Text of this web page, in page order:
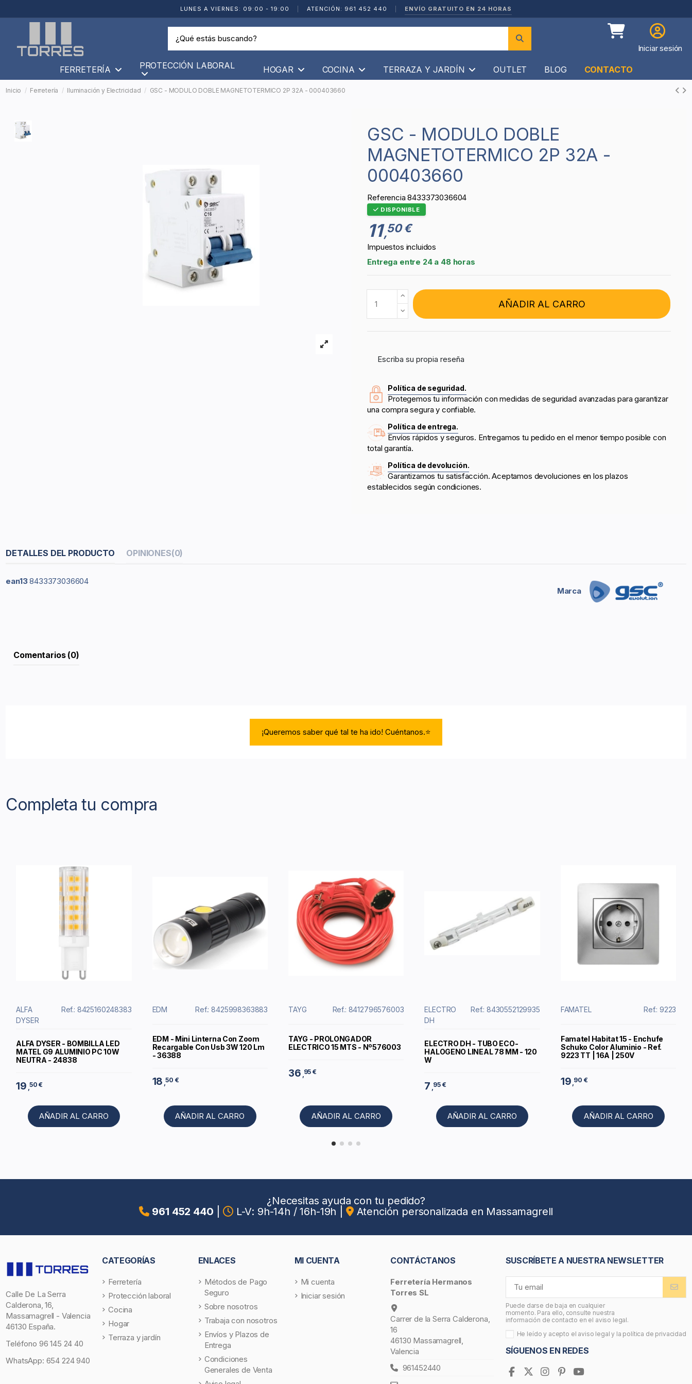
LUNES A VIERNES: 09:00 - 19:00 ATENCIÓN: 961 452 440 ENVÍO GRATUITO EN 24 HORAS
Iniciar sesión
FERRETERÍA PROTECCIÓN LABORAL HOGAR COCINA TERRAZA Y JARDÍN OUTLET BLOG CONTACTO
Inicio Ferretería Iluminación y Electricidad GSC - MODULO DOBLE MAGNETOTERMICO 2P 32A - 000403660
GSC - MODULO DOBLE
MAGNETOTERMICO 2P 32A -
000403660
Referencia 8433373036604
DISPONIBLE
11,50 €
Impuestos incluidos
Entrega entre 24 a 48 horas
AÑADIR AL CARRO
Escriba su propia reseña
Política de seguridad.
Protegemos tu información con medidas de seguridad avanzadas para garantizar
una compra segura y confiable.
Política de entrega.
Envíos rápidos y seguros. Entregamos tu pedido en el menor tiempo posible con
total garantía.
Política de devolución.
Garantizamos tu satisfacción. Aceptamos devoluciones en los plazos
establecidos según condiciones.
DETALLES DEL PRODUCTO OPINIONES(0)
Marca
ean13 8433373036604
Comentarios (0)
¡Queremos saber qué tal te ha ido! Cuéntanos.⭐
Completa tu compra
ALFA
DYSER
Ref.: 8425160248383
ALFA DYSER - BOMBILLA LED
MATEL G9 ALUMINIO PC 10W
NEUTRA - 24838
19 ,50 €
AÑADIR AL CARRO
EDM Ref.: 8425998363883
EDM - Mini Linterna Con Zoom
Recargable Con Usb 3W 120 Lm
- 36388
18 ,50 €
AÑADIR AL CARRO
TAYG Ref.: 8412796576003
TAYG - PROLONGADOR
ELECTRICO 15 MTS - Nº576003
36 ,95 €
AÑADIR AL CARRO
ELECTRO
DH
Ref.: 8430552129935
ELECTRO DH - TUBO ECO-
HALOGENO LINEAL 78 MM - 120
W
7 ,95 €
AÑADIR AL CARRO
FAMATEL Ref.: 9223
Famatel Habitat 15 - Enchufe
Schuko Color Aluminio - Ref.
9223 TT | 16A | 250V
19 ,90 €
AÑADIR AL CARRO
¿Necesitas ayuda con tu pedido?
961 452 440
L-V: 9h-14h / 16h-19h Atención personalizada en Massamagrell
Calle De La Serra
Calderona, 16,
Massamagrell - Valencia
46130 España.
Teléfono 96 145 24 40
WhatsApp: 654 224 940
CATEGORÍAS
Ferretería
Protección laboral
Cocina
Hogar
Terraza y jardín
ENLACES
Métodos de Pago
Seguro
Sobre nosotros
Trabaja con nosotros
Envíos y Plazos de
Entrega
Condiciones
Generales de Venta
MI CUENTA
Mi cuenta
Iniciar sesión
CONTÁCTANOS
Ferretería Hermanos
Torres SL
Carrer de la Serra Calderona,
16
46130 Massamagrell,
Valencia
961452440
SUSCRÍBETE A NUESTRA NEWSLETTER
Puede darse de baja en cualquier
momento. Para ello, consulte nuestra
información de contacto en el aviso legal.
He leído y acepto el aviso legal y la política de privacidad
SÍGUENOS EN REDES